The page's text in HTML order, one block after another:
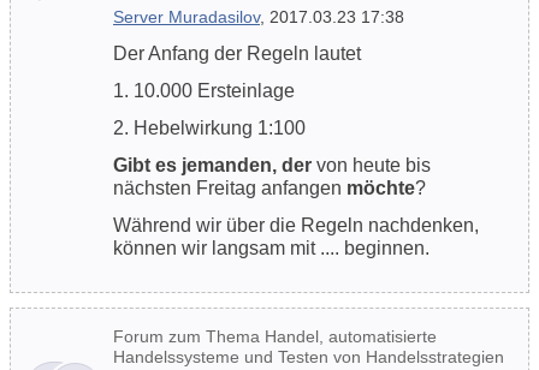
Server Muradasilov, 2017.03.23 17:38
Der Anfang der Regeln lautet
1. 10.000 Ersteinlage
2. Hebelwirkung 1:100
Gibt es jemanden, der von heute bis
nächsten Freitag anfangen möchte?
Während wir über die Regeln nachdenken,
können wir langsam mit .... beginnen.
Forum zum Thema Handel, automatisierte
Handelssysteme und Testen von Handelsstrategien